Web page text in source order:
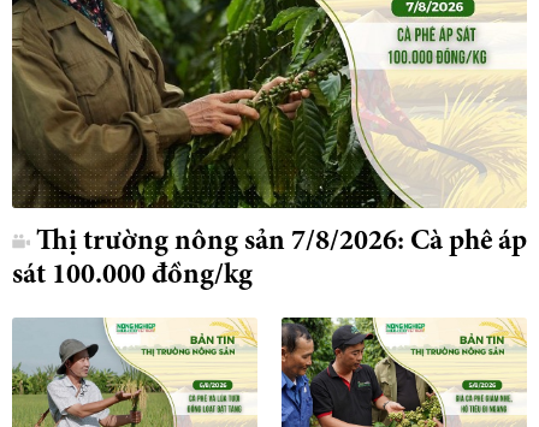
Thị trường nông sản 7/8/2026: Cà phê áp
sát 100.000 đồng/kg